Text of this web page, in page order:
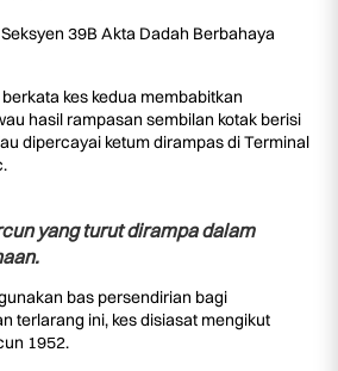
39B Akta Dadah Berbahaya
kes kedua membabitkan
hasil rampasan sembilan kotak berisi
dipercayai ketum dirampas di Terminal
yang turut dirampa dalam
bas persendirian bagi
terlarang ini, kes disiasat mengikut
1952.